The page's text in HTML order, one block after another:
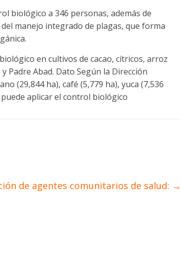
biológico a 346 personas, además de
manejo integrado de plagas, que forma
en cultivos de cacao, cítricos, arroz
Padre Abad. Dato Según la Dirección
(29,844 ha), café (5,779 ha), yuca (7,536
aplicar el control biológico
de agentes comunitarios de salud: →